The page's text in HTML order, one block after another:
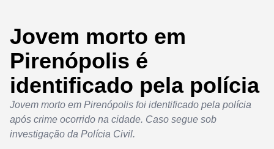
Jovem morto em
Pirenópolis é
identificado pela polícia
Jovem morto em Pirenópolis foi identificado pela polícia
após crime ocorrido na cidade. Caso segue sob
investigação da Polícia Civil.